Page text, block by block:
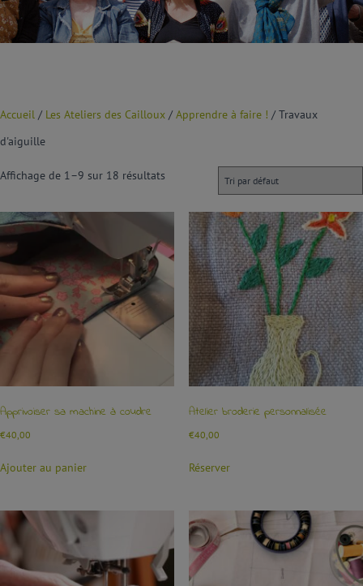
Accueil / Les Ateliers des Cailloux /Apprendre à faire ! / Travaux
d'aiguille
Affichage de 1–9 sur 18 résultats
Apprivoiser sa machine à coudre
€40,00
Ajouter au panier
Atelier broderie personnalisée
€40,00
Réserver